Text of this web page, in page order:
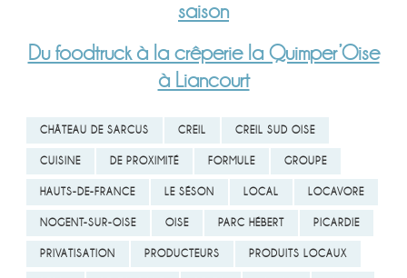
saison
Du foodtruck à la crêperie la Quimper’Oise
à Liancourt
CHÂTEAU DE SARCUS CREIL CREIL SUD OISE
CUISINE DE PROXIMITÉ FORMULE GROUPE
HAUTS-DE-FRANCE LE SÉSON LOCAL LOCAVORE
NOGENT-SUR-OISE OISE PARC HÉBERT PICARDIE
PRIVATISATION PRODUCTEURS PRODUITS LOCAUX